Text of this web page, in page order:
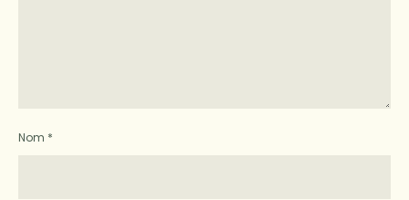
Nom *